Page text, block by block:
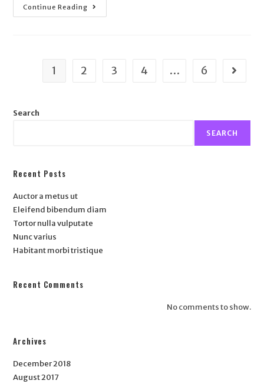
Continue Reading
1 2 3 4 … 6
Search
SEARCH
Recent Posts
Auctor a metus ut
Eleifend bibendum diam
Tortor nulla vulputate
Nunc varius
Habitant morbi tristique
Recent Comments
No comments to show.
Archives
December 2018
August 2017